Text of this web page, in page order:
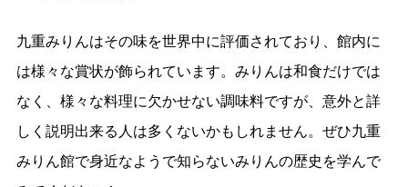
九重みりんはその味を世界中に評価されており、館内に
は様々な賞状が飾られています。みりんは和食だけでは
なく、様々な料理に欠かせない調味料ですが、意外と詳
しく説明出来る人は多くないかもしれません。ぜひ九重
みりん館で身近なようで知らないみりんの歴史を学んで